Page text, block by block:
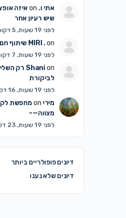
אתי ו.
איזה
שיש רעיון אחר
לפני 19 שעות, 5 דקות
MIRI .on שיתוף
לפני 19 שעות, 7 דקות
Shanion
רק
לביקורת
לפני 19 שעות, 16 דקות
מירי
מחפשת
מצווה—–
לפני 19 שעות, 23 דקות
דיונים פופולריים ביותר
דיונים שלא נענו